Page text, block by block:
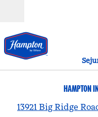
HAMPTON
13921 Big Ridge